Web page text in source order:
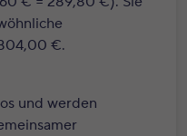
€.
und werden